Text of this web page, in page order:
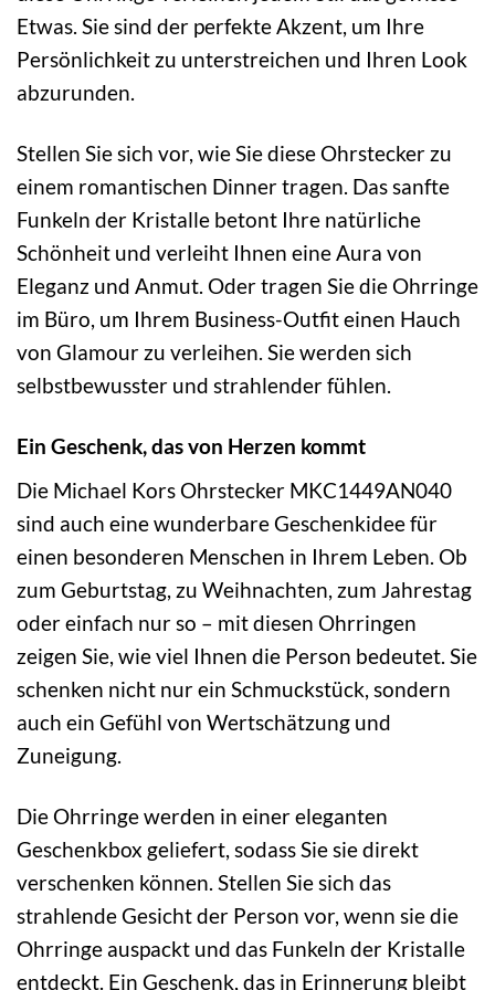
Etwas. Sie sind der perfekte Akzent, um Ihre
Persönlichkeit zu unterstreichen und Ihren Look
abzurunden.
Stellen Sie sich vor, wie Sie diese Ohrstecker zu
einem romantischen Dinner tragen. Das sanfte
Funkeln der Kristalle betont Ihre natürliche
Schönheit und verleiht Ihnen eine Aura von
Eleganz und Anmut. Oder tragen Sie die Ohrringe
im Büro, um Ihrem Business-Outfit einen Hauch
von Glamour zu verleihen. Sie werden sich
selbstbewusster und strahlender fühlen.
Ein Geschenk, das von Herzen kommt
Die Michael Kors Ohrstecker MKC1449AN040
sind auch eine wunderbare Geschenkidee für
einen besonderen Menschen in Ihrem Leben. Ob
zum Geburtstag, zu Weihnachten, zum Jahrestag
oder einfach nur so – mit diesen Ohrringen
zeigen Sie, wie viel Ihnen die Person bedeutet. Sie
schenken nicht nur ein Schmuckstück, sondern
auch ein Gefühl von Wertschätzung und
Zuneigung.
Die Ohrringe werden in einer eleganten
Geschenkbox geliefert, sodass Sie sie direkt
verschenken können. Stellen Sie sich das
strahlende Gesicht der Person vor, wenn sie die
Ohrringe auspackt und das Funkeln der Kristalle
entdeckt. Ein Geschenk, das in Erinnerung bleibt